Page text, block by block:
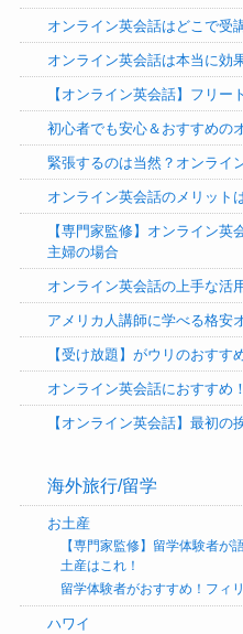
オンライン英会話はどこで受
オンライン英会話は本当に効
【オンライン英会話】フリ
初心者でも安心＆おすすめの
緊張するのは当然？オンライ
オンライン英会話のメリット
【専門家監修】オンライン
主婦の場合
オンライン英会話の上手な活
アメリカ人講師に学べる格安
【受け放題】がウリのおす
オンライン英会話におすすめ
【オンライン英会話】最初
海外旅行/留学
お土産
【専門家監修】留学体験者が
土産はこれ！
留学体験者がおすすめ！フィ
ハワイ